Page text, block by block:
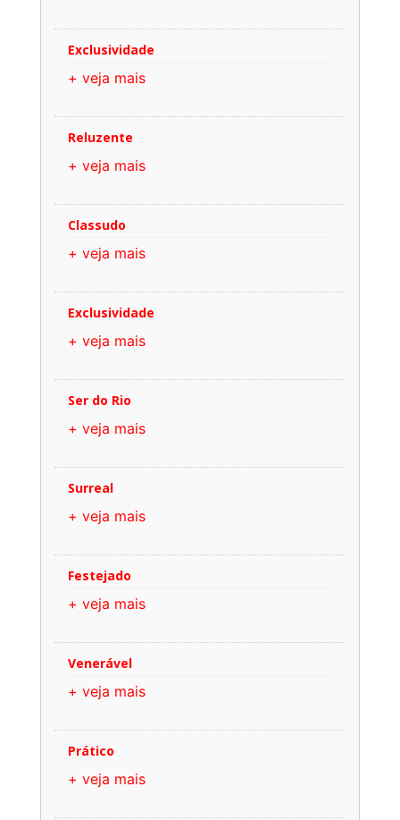
Exclusividade
+ veja mais
Reluzente
+ veja mais
Classudo
+ veja mais
Exclusividade
+ veja mais
Ser do Rio
+ veja mais
Surreal
+ veja mais
Festejado
+ veja mais
Venerável
+ veja mais
Prático
+ veja mais